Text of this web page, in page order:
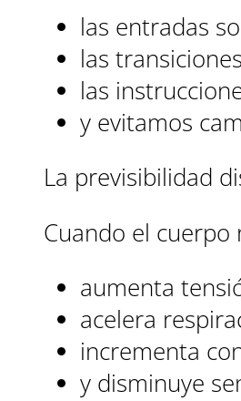
las entradas
las
las
y evitamos
La previsibilidad
Cuando el
aumenta
acelera
incrementa
y disminuye